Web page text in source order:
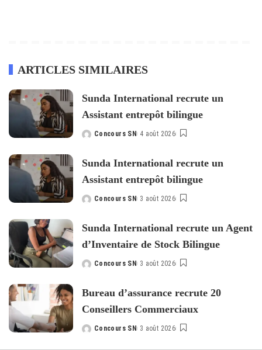
ARTICLES SIMILAIRES
Sunda International recrute un
Assistant entrepôt bilingue
Posted
Concours SN 4 août 2026
Sunda International recrute un
Assistant entrepôt bilingue
Posted
Concours SN 3 août 2026
Sunda International recrute un Agent
d’Inventaire de Stock Bilingue
Posted
Concours SN 3 août 2026
Bureau d’assurance recrute 20
Conseillers Commerciaux
Posted
Concours SN 3 août 2026